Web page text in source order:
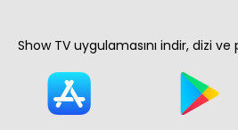
Show TV uygulamasını indir, dizi